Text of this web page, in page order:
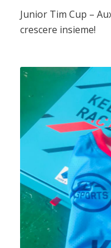
Junior Tim Cup –
crescere insieme!